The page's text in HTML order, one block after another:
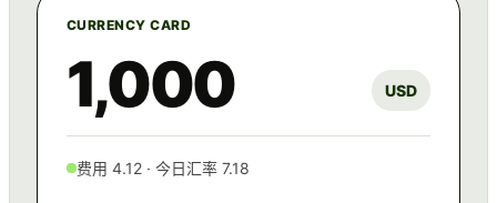
CURRENCY CARD
1,000 USD
费用 4.12 · 今日汇率 7.18